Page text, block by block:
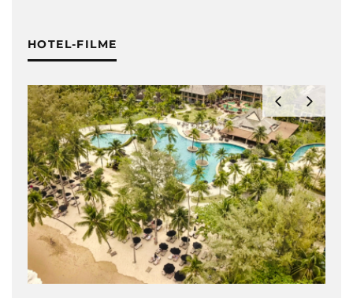
HOTEL-FILME